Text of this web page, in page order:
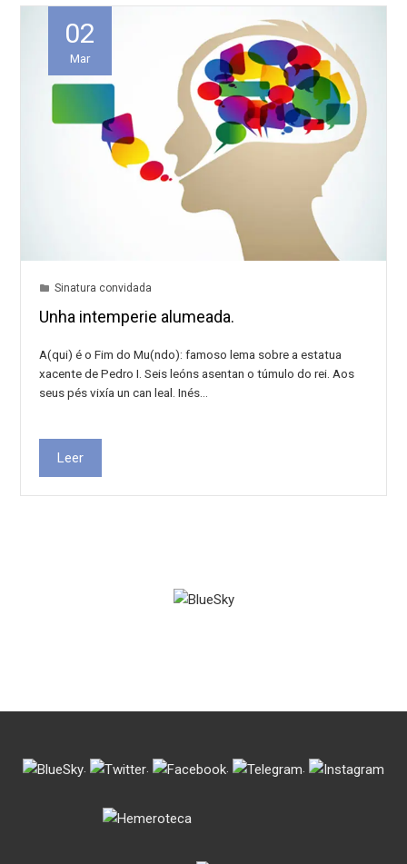
02
Mar
Sinatura convidada
Unha intemperie alumeada.
A(qui) é o Fim do Mu(ndo): famoso lema sobre a estatua
xacente de Pedro I. Seis leóns asentan o túmulo do rei. Aos
seus pés vixía un can leal. Inés…
Leer
. . . .